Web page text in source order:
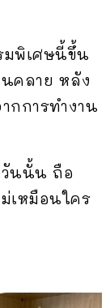
มพิเศษนี้ขึ้น
คลาย หลัง
กการทำงาน
วันนั้น ถือ
เหมือนใคร